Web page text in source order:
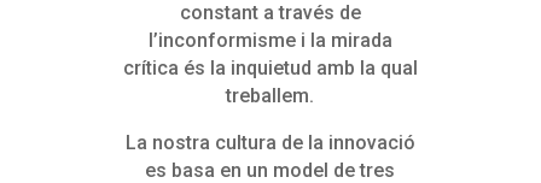
constant a través de
l’inconformisme i la mirada
crítica és la inquietud amb la qual
treballem.
La nostra cultura de la innovació
es basa en un model de tres